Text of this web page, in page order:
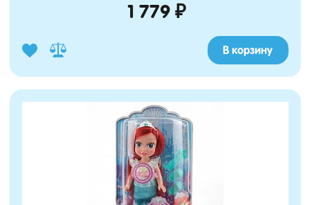
1 779 ₽
В корзину